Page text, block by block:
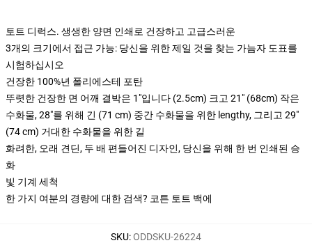
토트 디럭스. 생생한 양면 인쇄로 건장하고 고급스러운
3개의 크기에서 접근 가능: 당신을 위한 제일 것을 찾는 가늠자 도표를
시험하십시오
건장한 100%년 폴리에스테 포탄
뚜렷한 건장한 면 어깨 결박은 1"입니다 (2.5cm) 크고 21" (68cm) 작은
수화물, 28"를 위해 긴 (71 cm) 중간 수화물을 위한 lengthy, 그리고 29"
(74 cm) 거대한 수화물을 위한 길
화려한, 오래 견딘, 두 배 편들어진 디자인, 당신을 위해 한 번 인쇄된 승
화
빛 기계 세척
한 가지 여분의 경량에 대한 검색? 코튼 토트 백에
SKU:ODDSKU-26224